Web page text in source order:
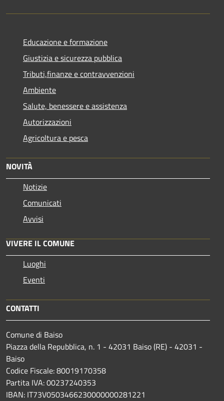
Educazione e formazione
Giustizia e sicurezza pubblica
Tributi,finanze e contravvenzioni
Ambiente
Salute, benessere e assistenza
Autorizzazioni
Agricoltura e pesca
NOVITÀ
Notizie
Comunicati
Avvisi
VIVERE IL COMUNE
Luoghi
Eventi
CONTATTI
Comune di Baiso
Piazza della Repubblica, n. 1 - 42031 Baiso (RE) - 42031 -
Baiso
Codice Fiscale: 80019170358
Partita IVA: 00237240353
IBAN: IT73V0503466230000000281221